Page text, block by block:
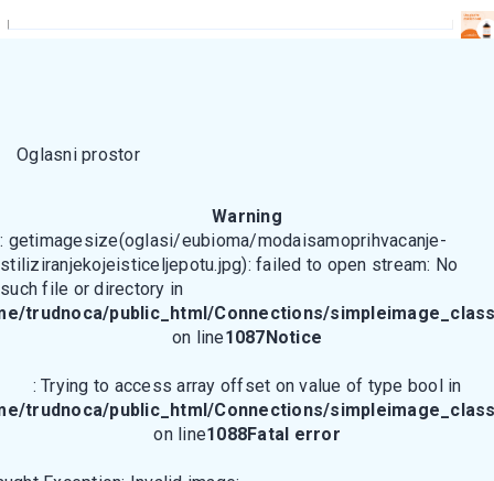
Oglasni prostor
Warning
: getimagesize(oglasi/eubioma/modaisamoprihvacanje-
stiliziranjekojeisticeljepotu.jpg): failed to open stream: No
such file or directory in
trudnoca/public_html/Connections/
on line1087Notice
: Trying to access array offset on value of type bool in
trudnoca/public_html/Connections/
on line1088Fatal error